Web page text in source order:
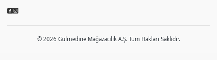
© 2026 Gülmedine Mağazacılık A.Ş. Tüm Hakları Saklıdır.